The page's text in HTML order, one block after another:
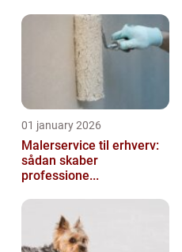
01 january 2026
Malerservice til erhverv:
sådan skaber
professione...